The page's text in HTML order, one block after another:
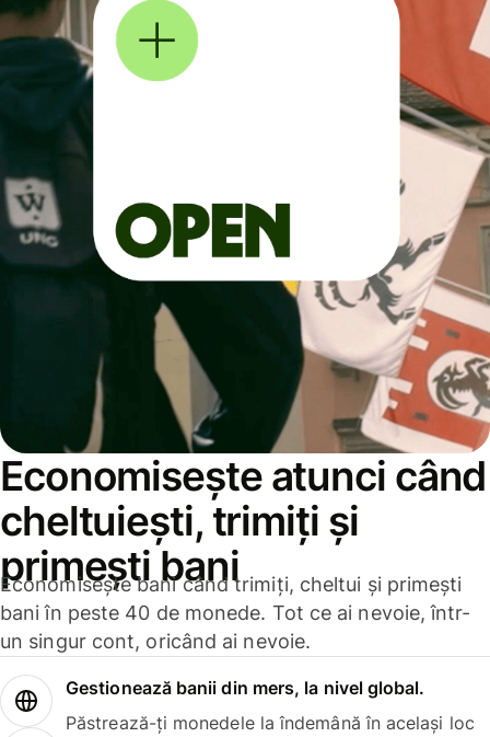
Economisește atunci când
cheltuiești, trimiți și
primești bani
Economisește bani când trimiți, cheltui și primești
bani în peste 40 de monede. Tot ce ai nevoie, într-
un singur cont, oricând ai nevoie.
Gestionează banii din mers, la nivel global.
Păstrează-ți monedele la îndemână în același loc